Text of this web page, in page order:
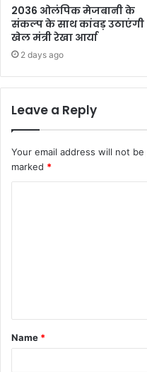
2036 ओलंपिक मेजबानी के
संकल्प के साथ कांवड़ उठाएंगी
खेल मंत्री रेखा आर्या
2 days ago
Leave a Reply
Your email address will not be
marked *
t
*
Name *